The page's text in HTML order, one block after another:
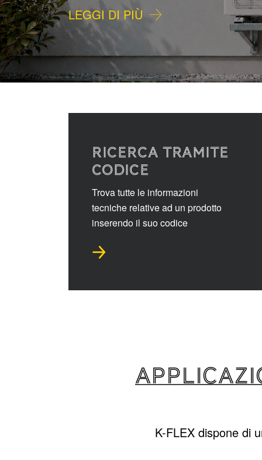
LEGGI DI PIÙ
RICERCA TRAMITE
CODICE
Trova tutte le informazioni
tecniche relative ad un prodotto
inserendo il suo codice
K-FLEX dispone di